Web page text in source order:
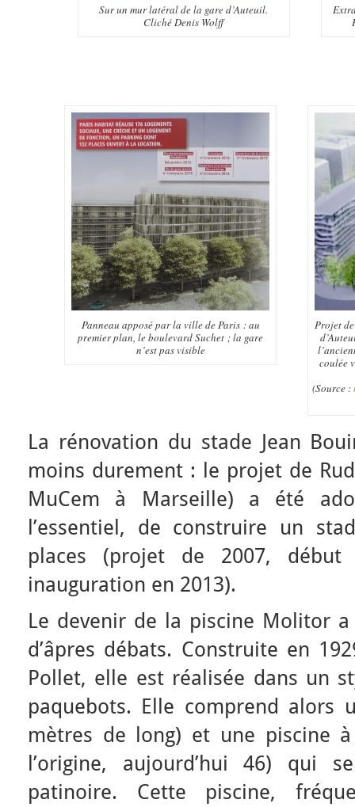
Sur un mur latéral de la gare d’Auteuil.
Cliché Denis Wolff
Panneau apposé par la ville de Paris : au
premier plan, le boulevard Suchet ; la gare
n’est pas visible
Projet
coulée
(Source :
La rénovation du stade Jean
moins durement : le projet de
MuCem à Marseille) a été
l’essentiel, de construire un
places (projet de 2007,
inauguration en 2013).
Le devenir de la piscine Molitor
d’âpres débats. Construite en
Pollet, elle est réalisée dans un
paquebots. Elle comprend alors
mètres de long) et une piscine
l’origine, aujourd’hui 46) qui
patinoire. Cette piscine,